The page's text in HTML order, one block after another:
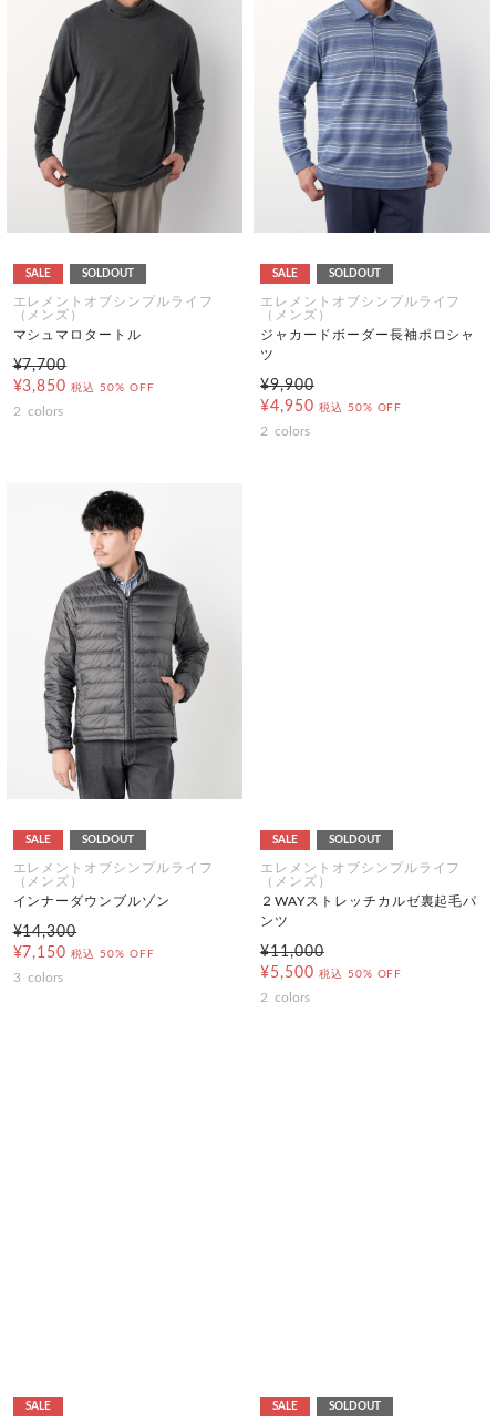
SALE SOLDOUT
エレメントオブシンプルライフ
（メンズ）
マシュマロタートル
¥7,700
¥3,850 税込 50% OFF
2 colors
SALE SOLDOUT
エレメントオブシンプルライフ
（メンズ）
ジャカードボーダー長袖ポロシャ
ツ
¥9,900
¥4,950 税込 50% OFF
2 colors
SALE SOLDOUT
エレメントオブシンプルライフ
（メンズ）
インナーダウンブルゾン
¥14,300
¥7,150 税込 50% OFF
3 colors
SALE SOLDOUT
エレメントオブシンプルライフ
（メンズ）
２WAYストレッチカルゼ裏起毛パ
ンツ
¥11,000
¥5,500 税込 50% OFF
2 colors
SALE SALE SOLDOUT